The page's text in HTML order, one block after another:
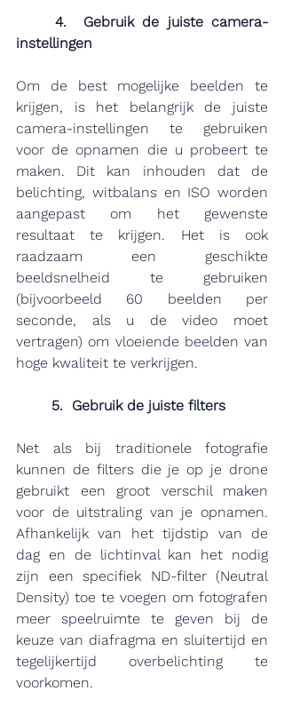
	4.  Gebruik de juiste camera-
instellingen
Om de best mogelijke beelden te
krijgen, is het belangrijk de juiste
camera-instellingen te gebruiken
voor de opnamen die u probeert te
maken. Dit kan inhouden dat de
belichting, witbalans en ISO worden
aangepast om het gewenste
resultaat te krijgen. Het is ook
raadzaam een geschikte
beeldsnelheid te gebruiken
(bijvoorbeeld 60 beelden per
seconde, als u de video moet
vertragen) om vloeiende beelden van
hoge kwaliteit te verkrijgen.
5.  Gebruik de juiste filters
Net als bij traditionele fotografie
kunnen de filters die je op je drone
gebruikt een groot verschil maken
voor de uitstraling van je opnamen.
Afhankelijk van het tijdstip van de
dag en de lichtinval kan het nodig
zijn een specifiek ND-filter (Neutral
Density) toe te voegen om fotografen
meer speelruimte te geven bij de
keuze van diafragma en sluitertijd en
tegelijkertijd overbelichting te
voorkomen.